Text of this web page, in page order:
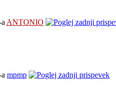
ANTONIO
mpmp